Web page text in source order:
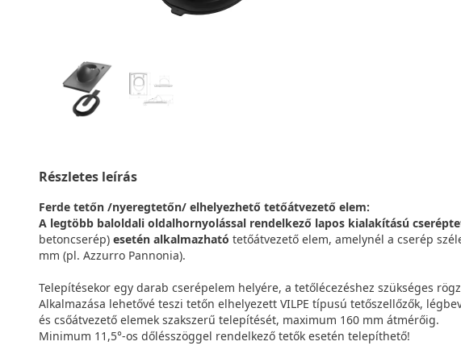
Részletes leírás
Ferde tetőn /nyeregtetőn/ elhelyezhető tetőátvezető elem:
A legtöbb baloldali oldalhornyolással rendelkező lapos kialakítású
betoncserép) esetén alkalmazható tetőátvezető elem, amelynél a cserép
mm (pl. Azzurro Pannonia).
Telepítésekor egy darab cserépelem helyére, a tetőlécezéshez szükséges
Alkalmazása lehetővé teszi tetőn elhelyezett VILPE típusú tetőszellőzők,
és csőátvezető elemek szakszerű telepítését, maximum 160 mm átmérőig.
Minimum 11,5°-os dőlésszöggel rendelkező tetők esetén telepíthető!